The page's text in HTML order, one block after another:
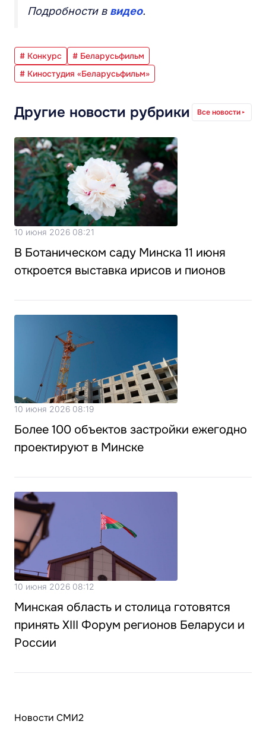
Подробности в видео.
# Конкурс
# Беларусьфильм
# Киностудия «Беларусьфильм»
Другие новости рубрики Все новости
10 июня 2026 08:21
В Ботаническом саду Минска 11 июня
откроется выставка ирисов и пионов
10 июня 2026 08:19
Более 100 объектов застройки ежегодно
проектируют в Минске
10 июня 2026 08:12
Минская область и столица готовятся
принять XIII Форум регионов Беларуси и
России
Новости СМИ2